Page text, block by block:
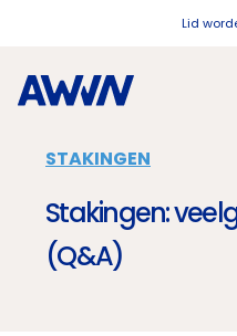
Lid
STAKINGEN
Stakingen:
(Q&A)